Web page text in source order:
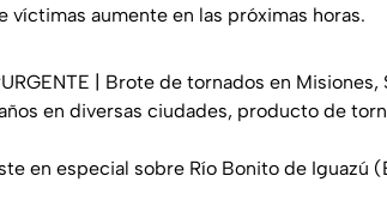
víctimas aumente en las próximas horas.
| Brote de tornados en Misiones,
en diversas ciudades, producto de
en especial sobre Río Bonito de Iguazú